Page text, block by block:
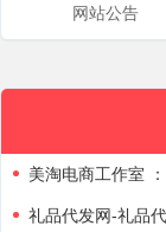
网站公告
美淘电商工作室
礼品代发网-礼品